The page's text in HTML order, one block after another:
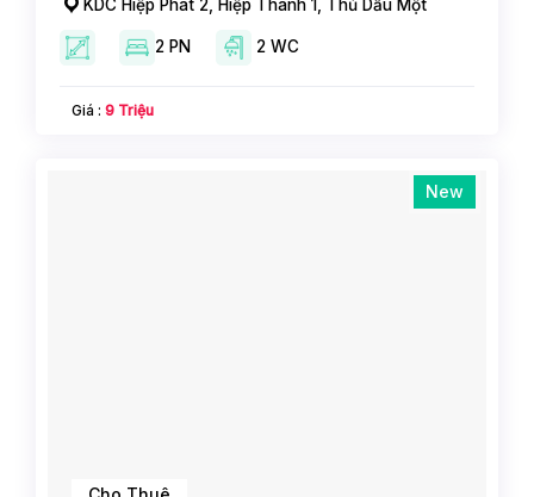
KDC Hiệp Phát 2, Hiệp Thành 1, Thủ Dầu Một
2 PN 2 WC
Giá : 9 Triệu
New